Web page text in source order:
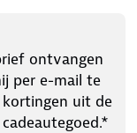
ontvangen
per e-mail te
kortingen uit de